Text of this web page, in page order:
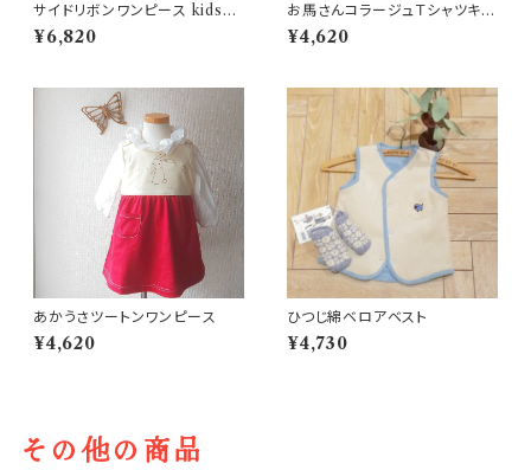
サイドリボンワンピース kids9
0.110
¥6,820
お馬さんコラージュＴシャツキッ
ズ
¥4,620
あかうさツートンワンピース
¥4,620
ひつじ綿ベロアベスト
¥4,730
その他の商品